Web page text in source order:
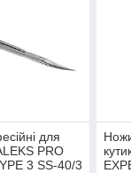
для
PRO
3 SS-40/3